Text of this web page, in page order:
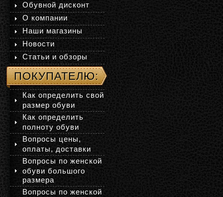
Обувной дисконт
О компании
Наши магазины
Новости
Статьи и обзоры
ПОКУПАТЕЛЮ:
Как определить свой
размер обуви
Как определить
полноту обуви
Вопросы цены,
оплаты, доставки
Вопросы по женской
обуви большого
размера
Вопросы по женской